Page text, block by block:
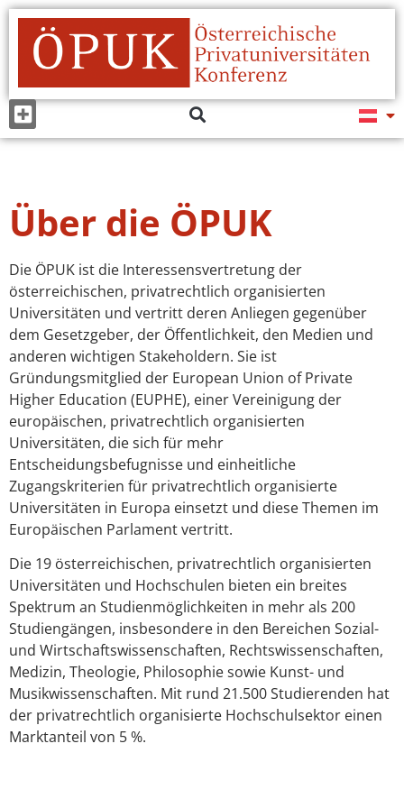
Über die ÖPUK
Die ÖPUK ist die Interessensvertretung der
österreichischen, privatrechtlich organisierten
Universitäten und vertritt deren Anliegen gegenüber
dem Gesetzgeber, der Öffentlichkeit, den Medien und
anderen wichtigen Stakeholdern. Sie ist
Gründungsmitglied der European Union of Private
Higher Education (EUPHE), einer Vereinigung der
europäischen, privatrechtlich organisierten
Universitäten, die sich für mehr
Entscheidungsbefugnisse und einheitliche
Zugangskriterien für privatrechtlich organisierte
Universitäten in Europa einsetzt und diese Themen im
Europäischen Parlament vertritt.
Die 19 österreichischen, privatrechtlich organisierten
Universitäten und Hochschulen bieten ein breites
Spektrum an Studienmöglichkeiten in mehr als 200
Studiengängen, insbesondere in den Bereichen Sozial-
und Wirtschaftswissenschaften, Rechtswissenschaften,
Medizin, Theologie, Philosophie sowie Kunst- und
Musikwissenschaften. Mit rund 21.500 Studierenden hat
der privatrechtlich organisierte Hochschulsektor einen
Marktanteil von 5 %.